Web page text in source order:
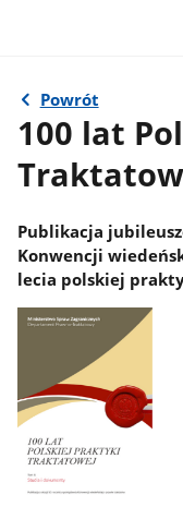
Powrót
100 lat
Publikacja
Konwencji
lecia polskiej